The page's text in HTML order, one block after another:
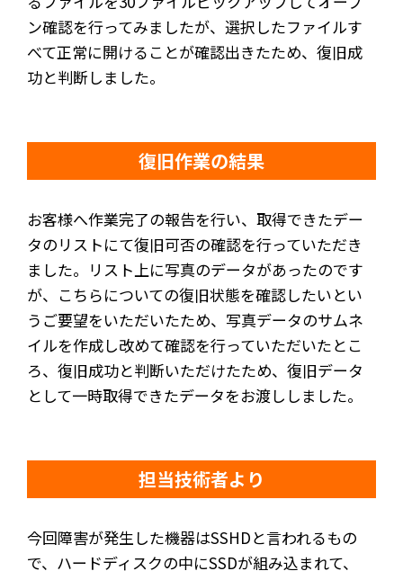
ン確認を行ってみましたが、選択したファイルす
べて正常に開けることが確認出きたため、復旧成
功と判断しました。
復旧作業の結果
お客様へ作業完了の報告を行い、取得できたデー
タのリストにて復旧可否の確認を行っていただき
ました。リスト上に写真のデータがあったのです
が、こちらについての復旧状態を確認したいとい
うご要望をいただいたため、写真データのサムネ
イルを作成し改めて確認を行っていただいたとこ
ろ、復旧成功と判断いただけたため、復旧データ
として一時取得できたデータをお渡ししました。
担当技術者より
今回障害が発生した機器はSSHDと言われるもの
で、ハードディスクの中にSSDが組み込まれて、